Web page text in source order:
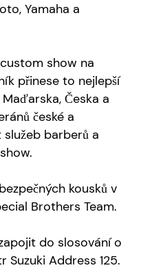
Yamaha a
show na
přinese to nejlepší
Česka a
české a
barberů a
kousků v
Brothers Team.
do slosování o
Address 125.